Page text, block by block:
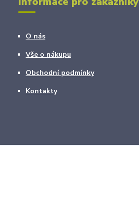
O nás
Vše o nákupu
Obchodní podmínky
Kontakty